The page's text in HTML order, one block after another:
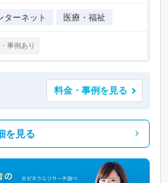
ターネット 医療・福祉
事例あり
料金・事例を見る
を見る